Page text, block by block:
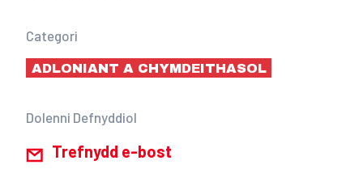
Categori
ADLONIANT A CHYMDEITHASOL
Dolenni Defnyddiol
Trefnydd e-bost